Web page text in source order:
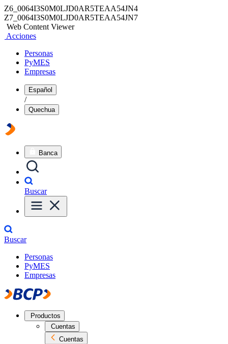
Z6_0064I3S0M0LJD0AR5TEAA54JN4
Z7_0064I3S0M0LJD0AR5TEAA54JN7
Web Content Viewer
Acciones
Personas
PyMES
Empresas
Español
/
Quechua
Banca
Buscar
Buscar
Personas
PyMES
Empresas
Productos
Cuentas
Cuentas